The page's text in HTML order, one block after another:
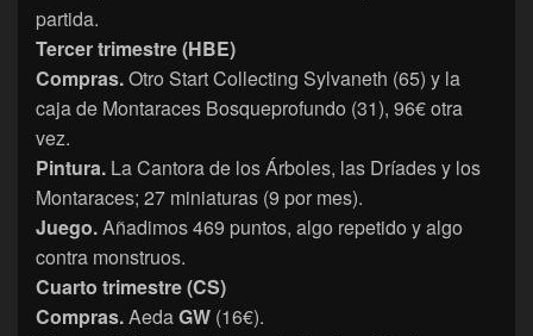
partida.
Tercer trimestre (HBE)
Compras.Otro Start Collecting Sylvaneth (65) y la
caja de Montaraces Bosqueprofundo (31), 96€ otra
vez.
Pintura. La Cantora de los Árboles, las Dríades y los
Montaraces; 27 miniaturas (9 por mes).
Juego.Añadimos 469 puntos, algo repetido y algo
contra monstruos.
Cuarto trimestre (CS)
Compras.AedaGW (16€).